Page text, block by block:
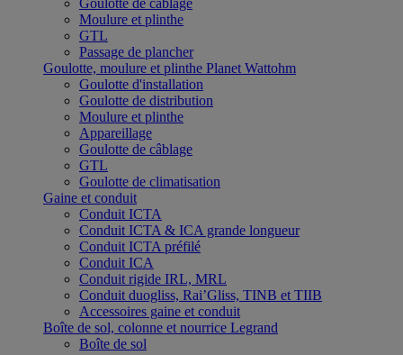
Goulotte de câblage
Moulure et plinthe
GTL
Passage de plancher
Goulotte, moulure et plinthe Planet Wattohm
Goulotte d'installation
Goulotte de distribution
Moulure et plinthe
Appareillage
Goulotte de câblage
GTL
Goulotte de climatisation
Gaine et conduit
Conduit ICTA
Conduit ICTA & ICA grande longueur
Conduit ICTA préfilé
Conduit ICA
Conduit rigide IRL, MRL
Conduit duogliss, Rai’Gliss, TINB et TIIB
Accessoires gaine et conduit
Boîte de sol, colonne et nourrice Legrand
Boîte de sol